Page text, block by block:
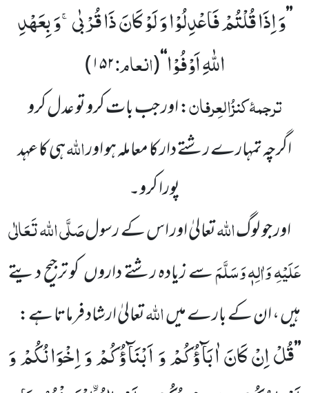
’’وَ اِذَا قُلْتُمْ فَاعْدِلُوْا وَ لَوْ كَانَ ذَا قُرْبٰىۚ-وَ بِعَهْدِ
اللّٰهِ اَوْفُوْا‘‘
(انعام:۱۵۲)
ترجمۂکنزُالعِرفان: اور جب بات کرو تو عدل کرو
اگرچہتمہارے رشتے دار کا معاملہ ہو اوراللہہی کا عہد
پورا کرو۔
اور جو لوگاللہتعالیٰ اور اس کے رسولصَلَّی اللہ تَعَالٰی
عَلَیْہِ وَاٰلِہٖ وَسَلَّمَسے زیادہ رشتے داروںکو ترجیح دیتے
ہیں ، ان کے بارے میںاللہتعالیٰ ارشاد فرماتا ہے:
’’قُلْ اِنْ كَانَ اٰبَآؤُكُمْ وَ اَبْنَآؤُكُمْ وَ اِخْوَانُكُمْ وَ